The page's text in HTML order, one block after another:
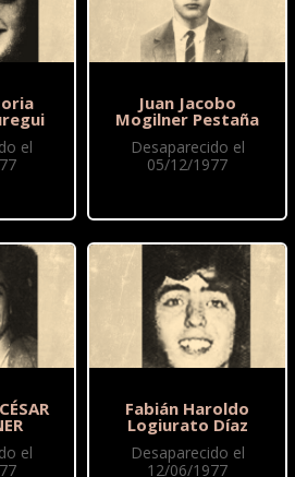
el
el
Juan Jacobo
Mogilner Pestaña
Desaparecido el
05/12/1977
Fabián Haroldo
Logiurato Díaz
Desaparecido el
12/06/1977